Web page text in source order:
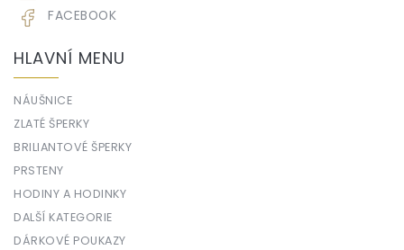
FACEBOOK
HLAVNÍ MENU
NÁUŠNICE
ZLATÉ ŠPERKY
BRILIANTOVÉ ŠPERKY
PRSTENY
HODINY A HODINKY
DALŠÍ KATEGORIE
DÁRKOVÉ POUKAZY